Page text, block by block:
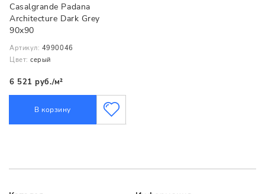
Casalgrande Padana
Architecture Dark Grey
90x90
Артикул: 4990046
Цвет: серый
6 521 руб./м²
В корзину